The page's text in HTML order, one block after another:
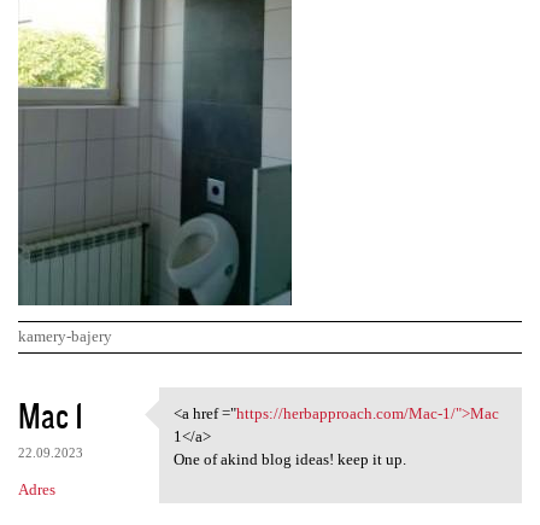
kamery-bajery
K
o
m
e
Mac 1
22.09.2023
Adres
<a href ="https:/
<a href ="https://herbapproach.com/Mac-1/">Mac
1</a>
One of akind blog ideas! keep it up.